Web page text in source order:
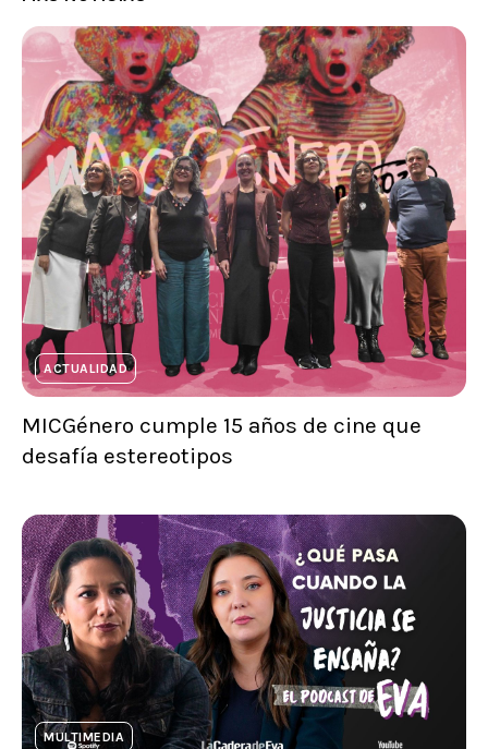
ACTUALIDAD
MICGénero cumple 15 años de cine que
desafía estereotipos
MULTIMEDIA